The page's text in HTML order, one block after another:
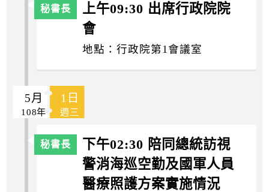
上午09:30 出席行政院院
會
地點：行政院第1會議室
5月 1日
108年 週三
下午02:30 陪同總統訪視
警消海巡空勤及國軍人員
醫療照護方案實施情況